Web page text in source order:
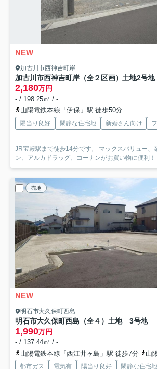
NEW
加古川市西神吉町岸
加古川市西神吉町岸（全２区画）土地2号地
2,180万円
- / 198.25㎡ / -
山陽電鉄本線「伊保」駅 徒歩50分
陽当り良好 閑静な住宅地 新婚さん向け
JR宝殿駅まで徒歩14分です。 マックスバリュー、
ン、アルカドラッグ、コーナンがお買い物に便利！
売地
NEW
明石市大久保町西島
明石市大久保町西島（全４）土地 3号地
1,990万円
- / 137.44㎡ / -
山陽電鉄本線「西江井ヶ島」駅 徒歩7分
山陽
都市ガス 電気有 陽当り良好 閑静な住宅地